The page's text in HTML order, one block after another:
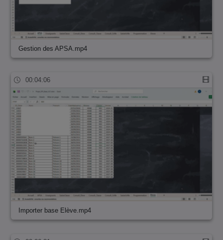
Gestion des APSA.mp4
00:04:06
Importer base Elève.mp4